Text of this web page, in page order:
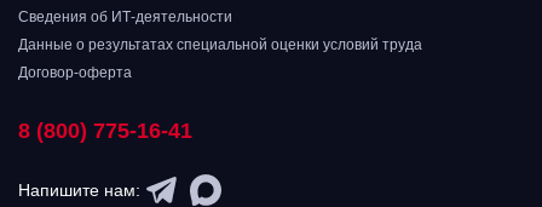
Сведения об ИТ-деятельности
Данные о результатах специальной оценки условий труда
Договор-оферта
8 (800) 775-16-41
Напишите нам: